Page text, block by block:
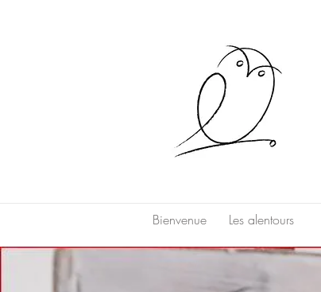
Bienvenue Les alentours